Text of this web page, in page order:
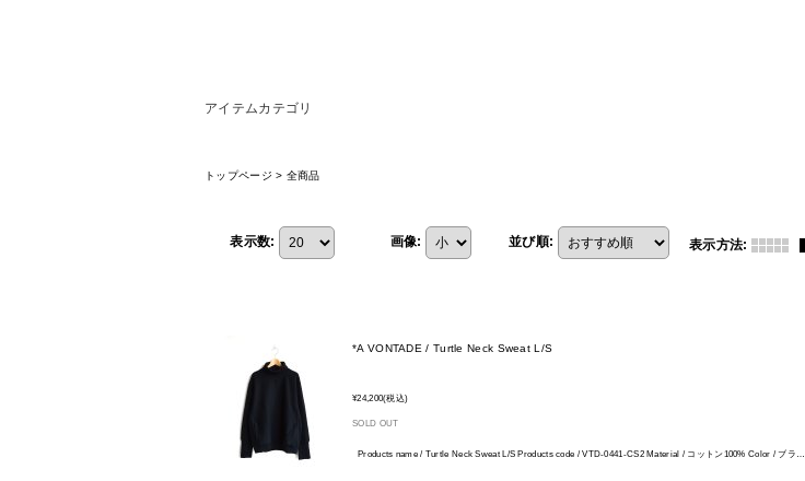
アイテムカテゴリ
トップページ > 全商品
表示数: 画像: 並び順: 表示方法:
*A VONTADE / Turtle Neck Sweat L/S
¥24,200(税込)
SOLD OUT
Products name / Turtle Neck Sweat L/S Products code / VTD-0441-CS2 Material / コットン100% Color / ブラ…